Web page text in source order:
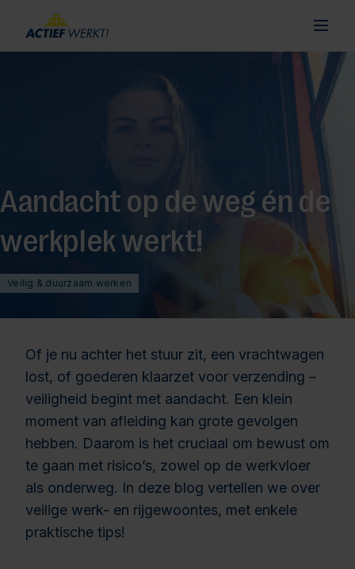
Aandacht op de weg én de
werkplek werkt!
Veilig & duurzaam werken
Of je nu achter het stuur zit, een vrachtwagen
lost, of goederen klaarzet voor verzending –
veiligheid begint met aandacht. Een klein
moment van afleiding kan grote gevolgen
hebben. Daarom is het cruciaal om bewust om
te gaan met risico’s, zowel op de werkvloer
als onderweg. In deze blog vertellen we over
veilige werk- en rijgewoontes, met enkele
praktische tips!